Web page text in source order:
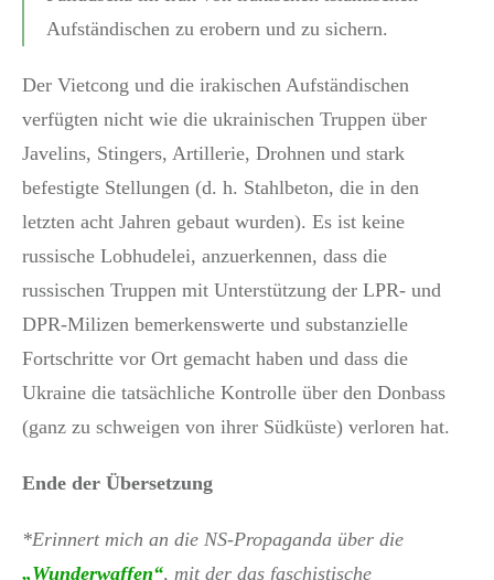
Aufständischen zu erobern und zu sichern.
Der Vietcong und die irakischen Aufständischen
verfügten nicht wie die ukrainischen Truppen über
Javelins, Stingers, Artillerie, Drohnen und stark
befestigte Stellungen (d. h. Stahlbeton, die in den
letzten acht Jahren gebaut wurden). Es ist keine
russische Lobhudelei, anzuerkennen, dass die
russischen Truppen mit Unterstützung der LPR- und
DPR-Milizen bemerkenswerte und substanzielle
Fortschritte vor Ort gemacht haben und dass die
Ukraine die tatsächliche Kontrolle über den Donbass
(ganz zu schweigen von ihrer Südküste) verloren hat.
Ende der Übersetzung
*Erinnert mich an die NS-Propaganda über die
„Wunderwaffen“, mit der das faschistische